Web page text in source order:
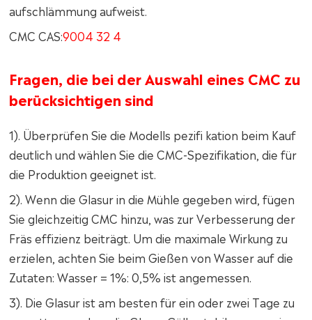
aufschlämmung aufweist.
CMC CAS:9004 32 4
Fragen, die bei der Auswahl eines CMC zu
berücksichtigen sind
1). Überprüfen Sie die Modells pezifi kation beim Kauf
deutlich und wählen Sie die CMC-Spezifikation, die für
die Produktion geeignet ist.
2). Wenn die Glasur in die Mühle gegeben wird, fügen
Sie gleichzeitig CMC hinzu, was zur Verbesserung der
Fräs effizienz beiträgt. Um die maximale Wirkung zu
erzielen, achten Sie beim Gießen von Wasser auf die
Zutaten: Wasser = 1%: 0,5% ist angemessen.
3). Die Glasur ist am besten für ein oder zwei Tage zu